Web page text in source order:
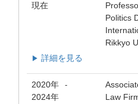
現在
Politics
Rikkyo
▶ 詳細を見る
2020年 -
2024年
Law